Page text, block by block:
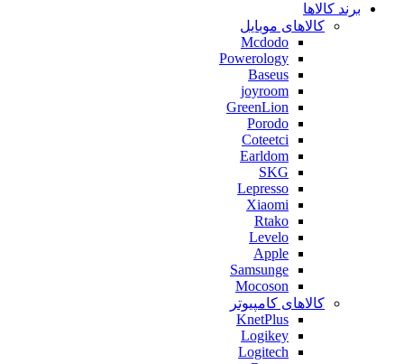
برند کالاها
کالاهای موبایل
Mcdodo
Powerology
Baseus
joyroom
GreenLion
Porodo
Coteetci
Earldom
SKG
Lepresso
Xiaomi
Rtako
Levelo
Apple
Samsunge
Mocoson
کالاهای کامپیوتر
KnetPlus
Logikey
Logitech